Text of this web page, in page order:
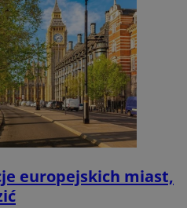
europejskich miast,